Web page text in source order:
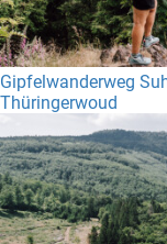
Gipfelwanderweg
Thüringerwoud